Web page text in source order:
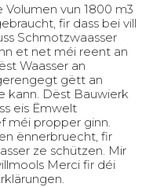
vun 1800 m3
fir dass bei vill
Schmotzwaasser
et net méi reent an
Waasser an
gëtt an
kann. Dëst Bauwierk
eis Ëmwelt
méi propper ginn.
ënnerbruecht, fir
ze schützen. Mir
Merci fir déi